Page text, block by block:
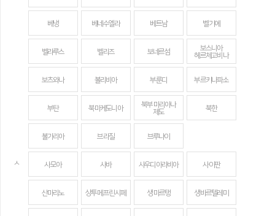
베냉 베네수엘라 베트남 벨기에
벨라루스 벨리즈 보네르섬
보스니아
헤르체고비나
보츠와나 볼리비아 부룬디 부르키나파소
부탄 북마케도니아
북부 마리아나
제도
북한
불가리아 브라질 브루나이
ㅅ 사모아 사바 사우디아라비아 사이판
산마리노 상투메 프린시페 생 마르탱 생바르텔레미